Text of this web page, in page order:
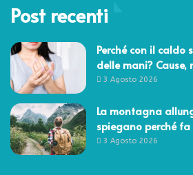
Post recenti
Perché con il
delle mani? Cause,
3 Agosto 2026
La montagna
spiegano perché fa
3 Agosto 2026